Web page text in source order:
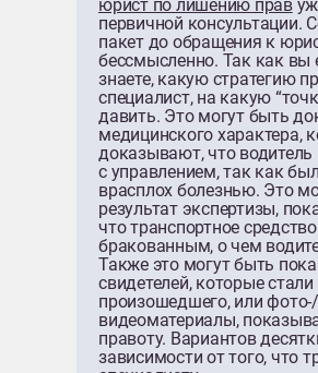
юрист по лишению прав
первичной консультации.
пакет до обращения к
бессмысленно. Так как вы
знаете, какую стратегию
специалист, на какую
давить. Это могут быть
медицинского характера,
доказывают, что водитель
с управлением, так как
врасплох болезнью. Это
результат экспертизы,
что транспортное
бракованным, о чем
Также это могут быть
свидетелей, которые
произошедшего, или фото-/
видеоматериалы,
правоту. Вариантов
зависимости от того, что